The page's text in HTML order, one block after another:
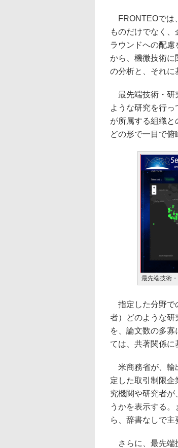
FRONTEOでは
ものだけでなく
ラウンドへの配
から、機微技術に
の分析と、それに
最先端技術・研
ような研究を行
が所属する組織
どの形で一目で俯
最先端技術
指定した分野で
者）どのような研
を、論文数の多
ては、共著関係に
米商務省が、輸
定した取引制限
究機関や研究者
うかを表示する
ら、辞書なしで主
さらに、最先端